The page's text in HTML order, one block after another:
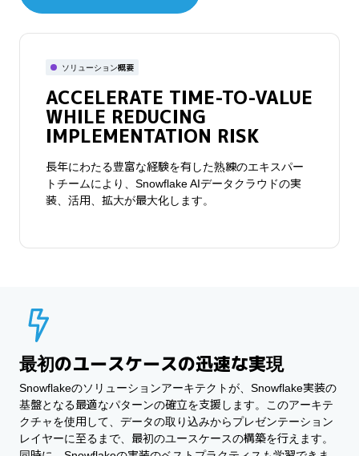
ソリューション概要
ACCELERATE TIME-TO-VALUE
WHILE REDUCING
IMPLEMENTATION RISK
長年にわたる豊富な経験を有した熟練のエキスパー
トチームにより、Snowflake AIデータクラウドの実
装、活用、拡大が最大化します。
最初のユースケースの迅速な実現
Snowflakeのソリューションアーキテクトが、Snowflake実装の
基盤となる最適なパターンの確立を支援します。このアーキテ
クチャを使用して、データの取り込みからプレゼンテーション
レイヤーに至るまで、最初のユースケースの構築を行えます。